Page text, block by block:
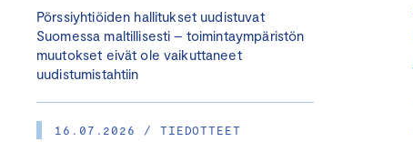
Pörssiyhtiöiden hallitukset uudistuvat
Suomessa maltillisesti – toimintaympäristön
muutokset eivät ole vaikuttaneet
uudistumistahtiin
16.07.2026 / TIEDOTTEET